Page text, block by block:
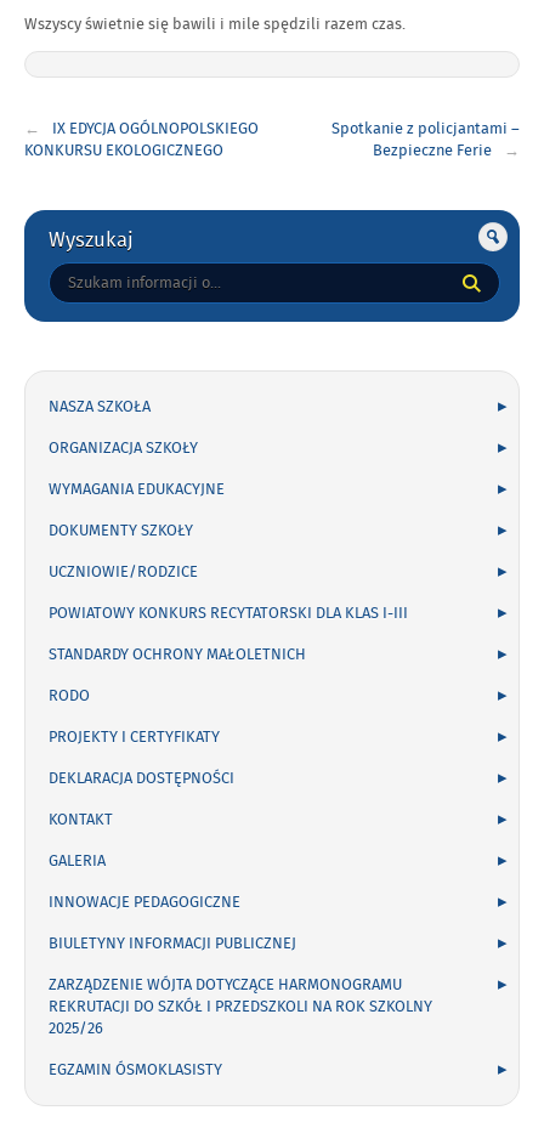
Wszyscy świetnie się bawili i mile spędzili razem czas.
wpisuIX EDYCJA OGÓLNOPOLSKIEGO
KONKURSU EKOLOGICZNEGO
Spotkanie z policjantami –
Bezpieczne Ferie
Gorne
Wyszukaj
Tutaj
wpisz
NASZA SZKOŁA
ORGANIZACJA SZKOŁY
WYMAGANIA EDUKACYJNE
DOKUMENTY SZKOŁY
UCZNIOWIE/RODZICE
POWIATOWY KONKURS RECYTATORSKI DLA KLAS I-III
STANDARDY OCHRONY MAŁOLETNICH
RODO
PROJEKTY I CERTYFIKATY
DEKLARACJA DOSTĘPNOŚCI
KONTAKT
GALERIA
INNOWACJE PEDAGOGICZNE
BIULETYNY INFORMACJI PUBLICZNEJ
ZARZĄDZENIE WÓJTA DOTYCZĄCE HARMONOGRAMU
REKRUTACJI DO SZKÓŁ I PRZEDSZKOLI NA ROK SZKOLNY
2025/26
EGZAMIN ÓSMOKLASISTY